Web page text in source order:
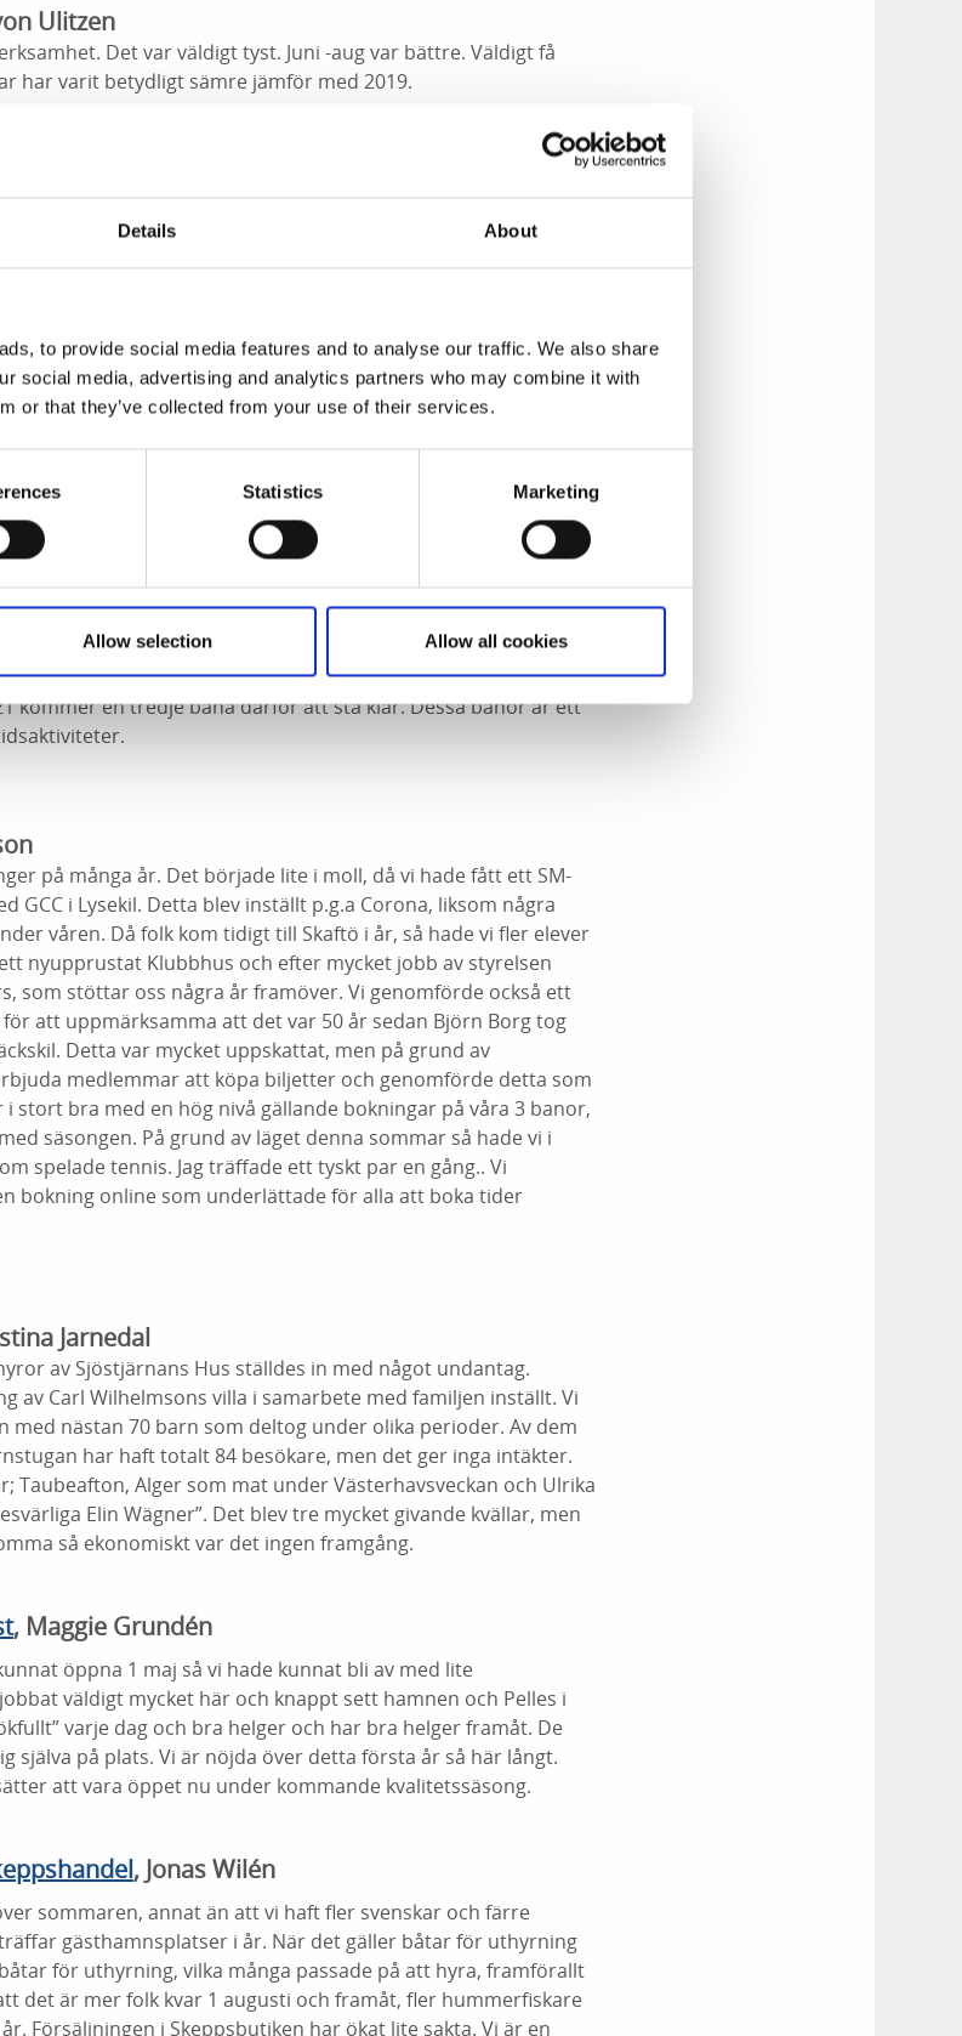
Details About
to provide social media features and to analyse our traffic. We also share
social media, advertising and analytics partners who may combine it with
or that they’ve collected from your use of their services.
Statistics Marketing
Allow selection Allow all cookies
Ulitzen
Det var väldigt tyst. Juni -aug var bättre. Väldigt få
har varit betydligt sämre jämför med 2019.
nivå igen.
på alla storhelger så som påsk och midsommar vilket inte är
större middagsbjudningar, men har lyckats tagit igen det under
och sommarboende vilket är väldigt kul. Självklart
turister men det har ju sin förklaring, men i sin helhet så har
Jan Jonsson
Padel på Skaftö, så vi kan inte jämföra med tidigare säsonger.
populärt. Det är en sport där all kan spela utan stora
där man igenom olika tävlingsupplägg träffar nya
var det näst intill omöjligt att få någon tid om man inte
kommer en tredje bana därför att stå klar. Dessa banor är ett
på många år. Det började lite i moll, då vi hade fått ett SM-
GCC i Lysekil. Detta blev inställt p.g.a Corona, liksom några
våren. Då folk kom tidigt till Skaftö i år, så hade vi fler elever
nyupprustat Klubbhus och efter mycket jobb av styrelsen
som stöttar oss några år framöver. Vi genomförde också ett
att uppmärksamma att det var 50 år sedan Björn Borg tog
Detta var mycket uppskattat, men på grund av
medlemmar att köpa biljetter och genomförde detta som
stort bra med en hög nivå gällande bokningar på våra 3 banor,
säsongen. På grund av läget denna sommar så hade vi i
spelade tennis. Jag träffade ett tyskt par en gång.. Vi
bokning online som underlättade för alla att boka tider
Jarnedal
av Sjöstjärnans Hus ställdes in med något undantag.
av Carl Wilhelmsons villa i samarbete med familjen inställt. Vi
med nästan 70 barn som deltog under olika perioder. Av dem
har haft totalt 84 besökare, men det ger inga intäkter.
Taubeafton, Alger som mat under Västerhavsveckan och Ulrika
Elin Wägner”. Det blev tre mycket givande kvällar, men
så ekonomiskt var det ingen framgång.
, Maggie Grundén
öppna 1 maj så vi hade kunnat bli av med lite
väldigt mycket här och knappt sett hamnen och Pelles i
varje dag och bra helger och har bra helger framåt. De
själva på plats. Vi är nöjda över detta första år så här långt.
att vara öppet nu under kommande kvalitetssäsong.
, Jonas Wilén
sommaren, annat än att vi haft fler svenskar och färre
gästhamnsplatser i år. När det gäller båtar för uthyrning
för uthyrning, vilka många passade på att hyra, framförallt
det är mer folk kvar 1 augusti och framåt, fler hummerfiskare
Försäljningen i Skeppsbutiken har ökat lite sakta. Vi är en